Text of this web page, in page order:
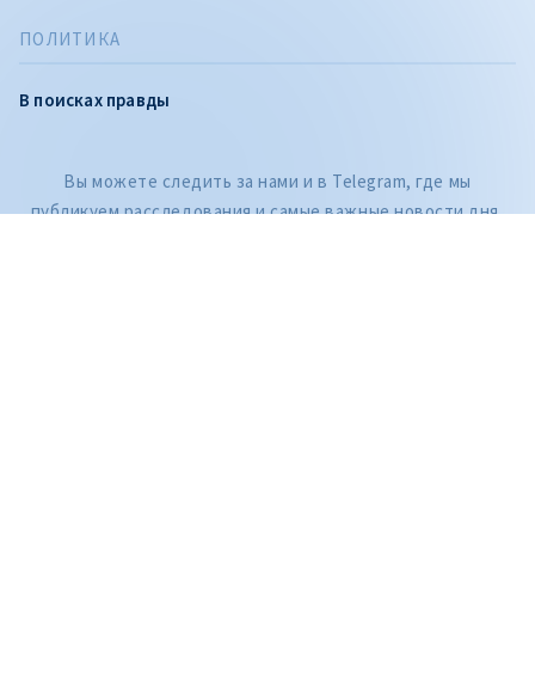
ПОЛИТИКА
В поисках правды
Вы можете следить за нами и в Telegram, где мы
публикуем расследования и самые важные новости дня,
CITEȘTE